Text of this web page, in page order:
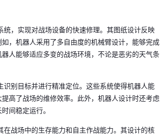
，实现对战场设备的快速修理。其图纸设计反映
，机器人采用了多自由度的机械臂设计，能够完成
人能够适应多变的战场环境，不论是恶劣的天气条
别目标并进行精准定位。这些系统使得机器人能
高了战场的维修效率。此外，机器人设计时还考虑
间稳定运行。
战场中的生存能力和自主作战能力。其设计的核